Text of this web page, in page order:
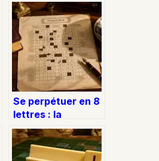
Se perpétuer en 8
lettres : la
solution
PERDURER et ses
nuances